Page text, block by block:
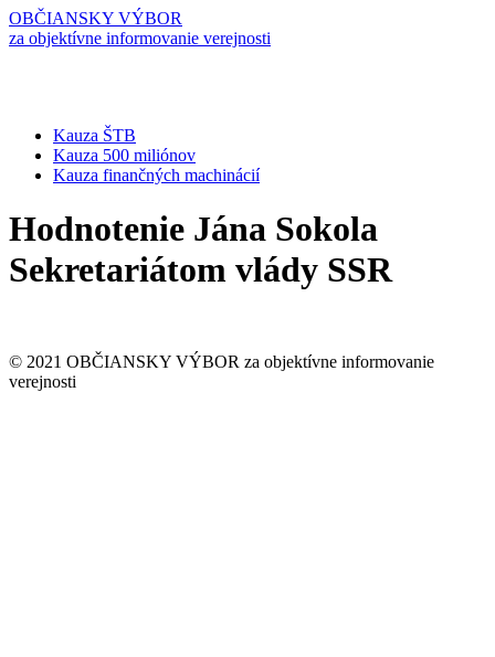
OBČIANSKY VÝBOR
za objektívne informovanie verejnosti
Kauza ŠTB
Kauza 500 miliónov
Kauza finančných machinácií
Hodnotenie Jána Sokola
Sekretariátom vlády SSR
© 2021 OBČIANSKY VÝBOR za objektívne informovanie
verejnosti